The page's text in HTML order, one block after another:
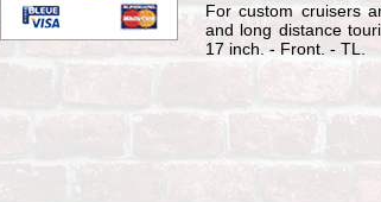
For custom cruisers
and long distance
17 inch. - Front. - TL.